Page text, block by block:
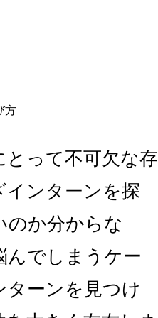
って不可欠な存
ンターンを探
のか分からな
んでしまうケー
ーンを見つけ